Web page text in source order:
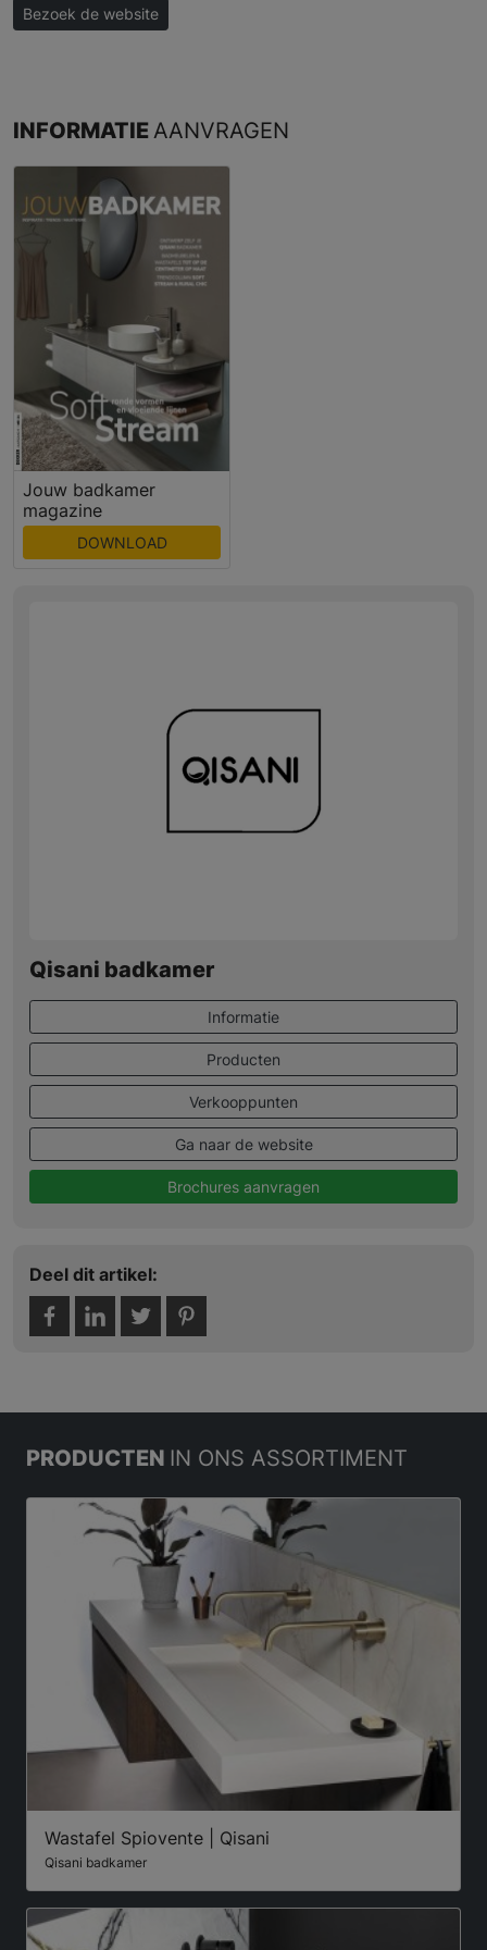
Bezoek de website
INFORMATIEAANVRAGEN
Jouw badkamer
magazine
DOWNLOAD
Qisani badkamer
Informatie
Producten
Verkooppunten
Ga naar de website
Brochures aanvragen
Deel dit artikel:
PRODUCTEN IN ONS ASSORTIMENT
Wastafel Spiovente | Qisani
Qisani badkamer